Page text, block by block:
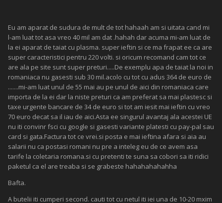
Eu am aparat de sudura de mult de tot hahaah am si uitata cand mi
l-am luat tot asa vreo 40 mil am dat .hahah dar acuma mi-am luat de
la ei aparat de taiat cu plasma. super ieftin si ce ma frapat ee ca are
super caracteristici pentru 220 volti. si oricum recomand cam tot ce
are ala pe site sunt super preturi.....De exemplu apa de taiat la noi in
romaniaca nu gasesti sub 30 mil.acolo cu tot cu adus 364 de euro de
.......mi-am luat unul de 55 mai au pe unul de aici din romaniaca care
importa de la ei dar la niste preturi ca am preferat sa mai plastesc si
taxe urgente bancare de 34 de euro si tot am iesit mai ieftin cu vreo
70 euro decat sa il iau de aici.Asta ee singurul avantaj ala acestei UE
nu iti convinr fsci cu google si gasesti variante platesti cu pay-pal sau
card si gata.Factura tot ce vrei.si posta e mai ieftina afara si aia au
salarii nu ca postasi romani nu pre a inteleg eu de ce avem asa
tarife la coletaria romana.si cu pretenti te suna sa cobori sa iti ridici
paketul ca el are treaba si se grabeste hahahahahahha
Bafta.
A butelii iti cumperi second. cauti tot cu netul iti iei una de 10-20 mxim